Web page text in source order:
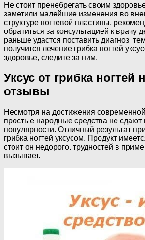
Не стоит пренебрегать своим
заметили малейшие изменения во
структуре ногтевой пластины,
обратиться за консультацией к врачу
раньше удастся поставить диагноз,
получится лечение грибка ногтей
здоровье, следите за ним.
Уксус от грибка ногтей
отзывы
Несмотря на достижения
простые народные средства не сдают
популярности. Отличный результат
грибка ногтей уксусом. Продукт
стоит он недорого, трудностей в
вызывает.